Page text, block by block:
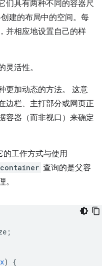
们具有两种不同的容器尺
建的布局中的空间。每
并相应地设置自己的样
活性。
更加动态的方法。 这意
边栏、主打部分或网页正
容器（而非视口）来确定
的工作方式与使用
查询的是父容
;
)
{